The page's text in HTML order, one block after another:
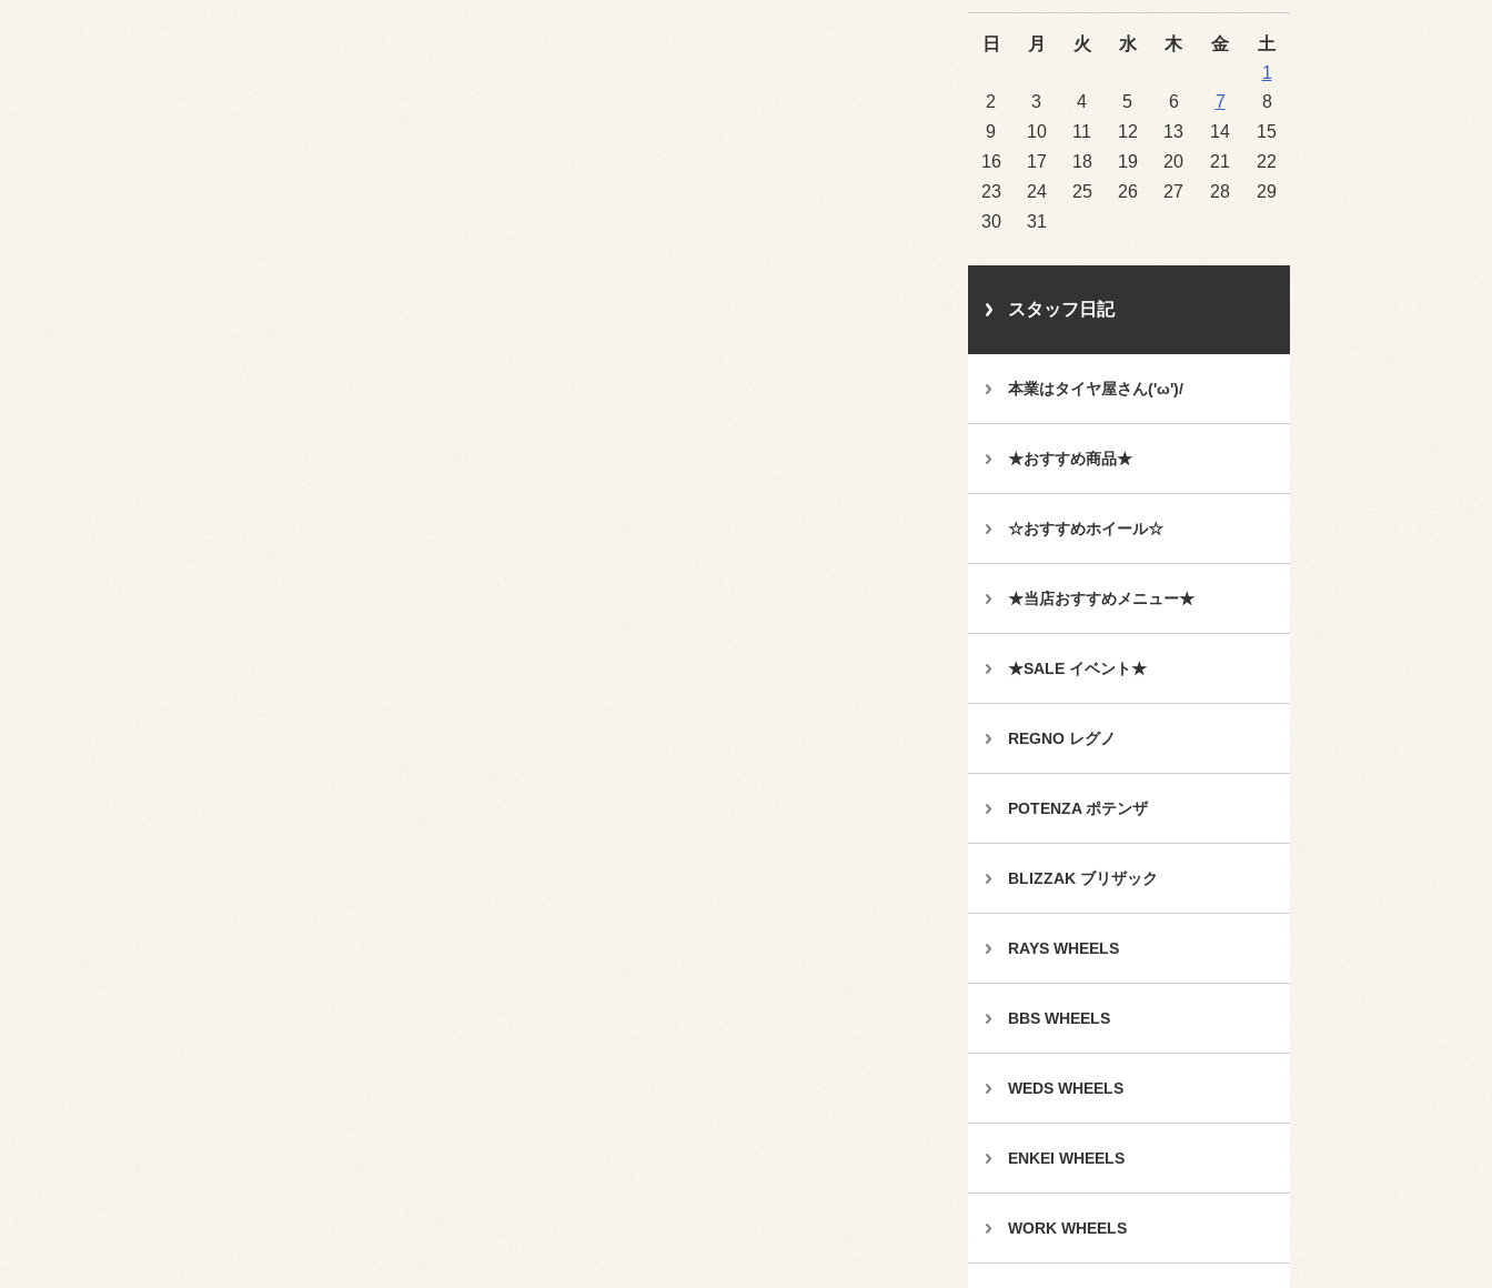
日 月 火 水 木 金
土
1
2
3 4 5 6 7
8
9
10 11 12 13 14
15
16
17 18 19 20 21
22
23
24 25 26 27 28
29
30
31
スタッフ日記
本業はタイヤ屋さん('ω')/
★おすすめ商品★
☆おすすめホイール☆
★当店おすすめメニュー★
★SALE イベント★
REGNO レグノ
POTENZA ポテンザ
BLIZZAK ブリザック
RAYS WHEELS
BBS WHEELS
WEDS WHEELS
ENKEI WHEELS
WORK WHEELS